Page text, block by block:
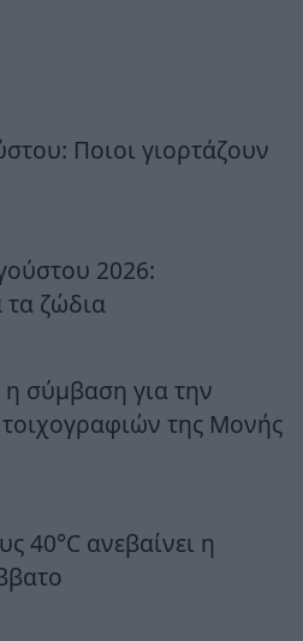
Ποιοι γιορτάζουν
2026:
τα ζώδια
σύμβαση για την
της Μονής
40°C ανεβαίνει η